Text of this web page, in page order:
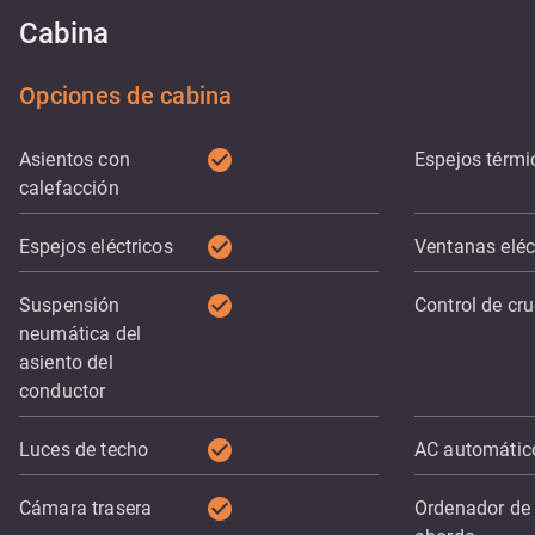
Cabina
Opciones de cabina
Asientos con
calefacción
check_circle Espejos
Espejos eléctricos check_circle Ventanas
Suspensión
neumática del
asiento del
conductor
check_circle Control de
Luces de techo check_circle AC
Cámara trasera check_circle
Ordenador de